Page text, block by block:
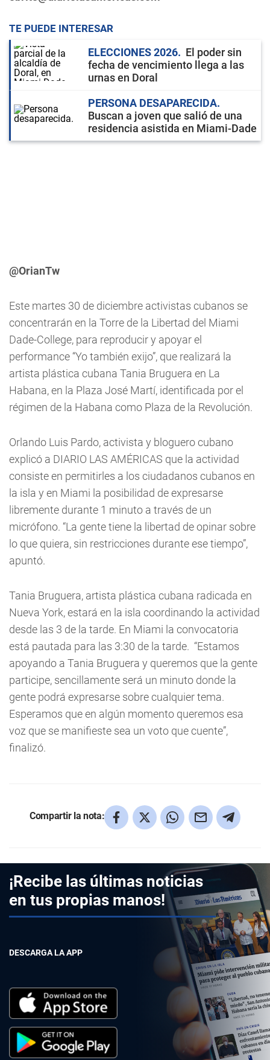
TE PUEDE INTERESAR
ELECCIONES 2026
El poder sin
fecha de vencimiento llega a las
urnas en Doral
PERSONA DESAPARECIDA
Buscan a joven que salió de una
residencia asistida en Miami-Dade
@OrianTw
Este martes 30 de diciembre activistas cubanos se
concentrarán en la Torre de la Libertad del Miami
Dade-College, para reproducir y apoyar el
performance “Yo también exijo”, que realizará la
artista plástica cubana Tania Bruguera en La
Habana, en la Plaza José Martí, identificada por el
régimen de la Habana como Plaza de la Revolución.
Orlando Luis Pardo, activista y bloguero cubano
explicó a DIARIO LAS AMÉRICAS que la actividad
consiste en permitirles a los ciudadanos cubanos en
la isla y en Miami la posibilidad de expresarse
libremente durante 1 minuto a través de un
micrófono. “La gente tiene la libertad de opinar sobre
lo que quiera, sin restricciones durante ese tiempo”,
apuntó.
Tania Bruguera, artista plástica cubana radicada en
Nueva York, estará en la isla coordinando la actividad
desde las 3 de la tarde. En Miami la convocatoria
está pautada para las 3:30 de la tarde. “Estamos
apoyando a Tania Bruguera y queremos que la gente
participe, sencillamente será un minuto donde la
gente podrá expresarse sobre cualquier tema.
Esperamos que en algún momento queremos esa
voz que se manifieste sea un voto que cuente”,
finalizó.
Compartir la nota:
¡Recibe las últimas noticias
en tus propias manos!
DESCARGA LA APP